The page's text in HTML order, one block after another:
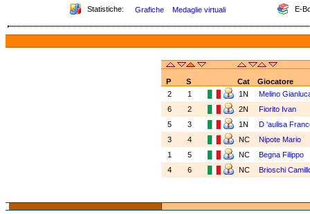
Statistiche: Grafiche Medaglie virtuali E-
P S Cat
Giocatore
2
1 1N
Melino
6
2 2N
Fiorito Ivan
5
3 1N
D 'aulisa
3
4 NC
Nipote Mario
1
5 NC
Begna Filippo
4
6 NC Brioschi